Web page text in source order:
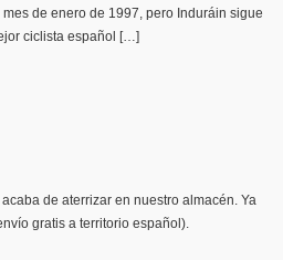
de enero de 1997, pero Induráin sigue
ciclista español […]
de aterrizar en nuestro almacén. Ya
gratis a territorio español).